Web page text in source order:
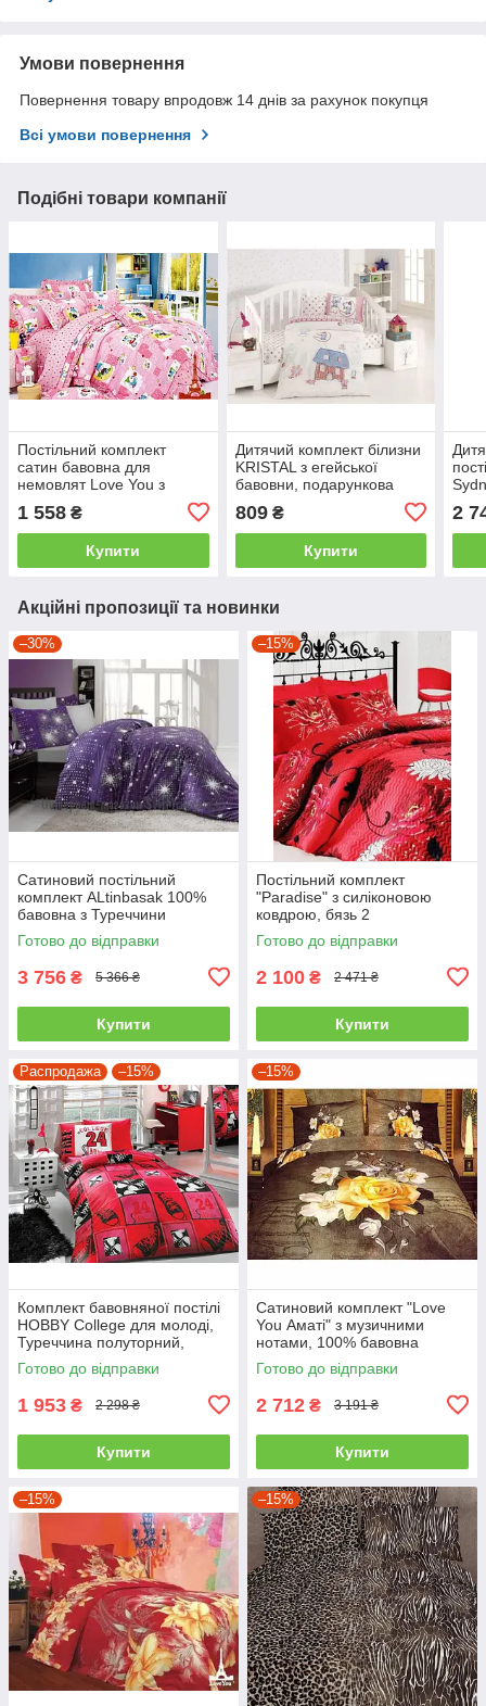
Умови повернення
Повернення товару впродовж 14 днів за рахунок покупця
Всі умови повернення
Подібні товари компанії
Постільний комплект
сатин бавовна для
немовлят Love You з
подарунковою упаковкою
дитяче
1 558 ₴
Купити
Дитячий комплект білизни
KRISTAL з егейської
бавовни, подарункова
809₴
Купити
2
Акційні пропозиції та новинки
–30%
Сатиновий постільний
комплект ALtinbasak 100%
бавовна з Туреччини
двоспальний - євро
Готово до відправки
3 756 ₴ 5 366 ₴
Купити
–15%
Постільний комплект
"Paradise" з силіконовою
ковдрою, бязь 2
Готово до відправки
2 100 ₴ 2 471 ₴
Купити
Распродажа –15%
Комплект бавовняної постілі
HOBBY College для молоді,
Туреччина полуторний,
червоний
Готово до відправки
1 953 ₴ 2 298 ₴
Купити
–15%
Сатиновий комплект "Love
You Аматі" з музичними
нотами, 100% бавовна
полуторний
Готово до відправки
2 712 ₴ 3 191 ₴
Купити
–15% –15%